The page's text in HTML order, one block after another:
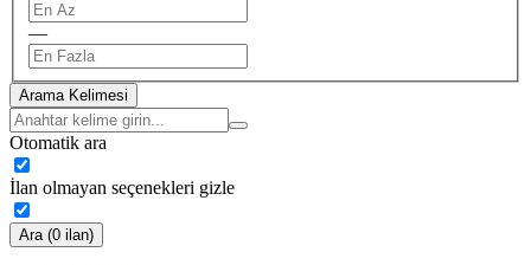
—
Arama Kelimesi
Otomatik ara
İlan olmayan seçenekleri gizle
Ara (0 ilan)